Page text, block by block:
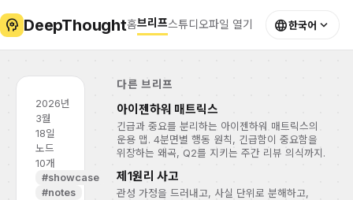
psychology DeepThought홈브리프스튜디오파일 열기 language한국어 expand_more
2026년
3월
18일
노드
10개
#showcase
#notes
다른 브리프
아이젠하워 매트릭스
긴급과 중요를 분리하는 아이젠하워 매트릭스의
운용 맵. 4분면별 행동 원칙, 긴급함이 중요함을
위장하는 왜곡, Q2를 지키는 주간 리뷰 의식까지.
제1원리 사고
관성 가정을 드러내고, 사실 단위로 분해하고,